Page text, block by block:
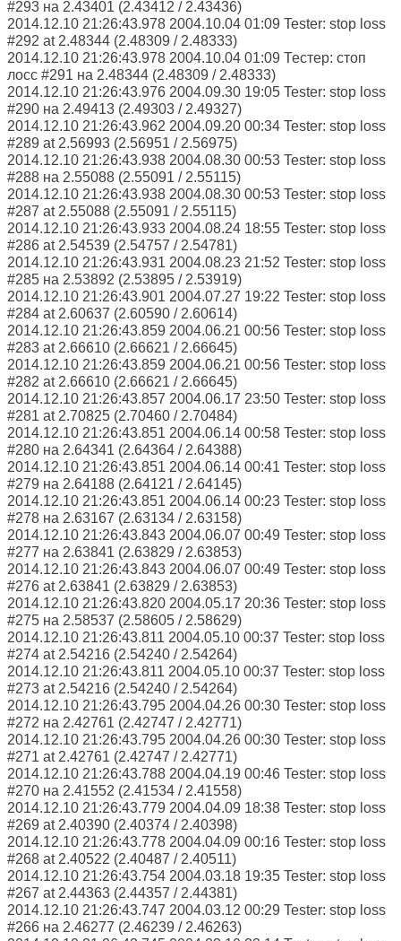
#293 на 2.43401 (2.43412 / 2.43436)
2014.12.10 21:26:43.978 2004.10.04 01:09 Tester: stop loss
#292 at 2.48344 (2.48309 / 2.48333)
2014.12.10 21:26:43.978 2004.10.04 01:09 Тестер: стоп
лосс #291 на 2.48344 (2.48309 / 2.48333)
2014.12.10 21:26:43.976 2004.09.30 19:05 Tester: stop loss
#290 на 2.49413 (2.49303 / 2.49327)
2014.12.10 21:26:43.962 2004.09.20 00:34 Tester: stop loss
#289 at 2.56993 (2.56951 / 2.56975)
2014.12.10 21:26:43.938 2004.08.30 00:53 Tester: stop loss
#288 на 2.55088 (2.55091 / 2.55115)
2014.12.10 21:26:43.938 2004.08.30 00:53 Tester: stop loss
#287 at 2.55088 (2.55091 / 2.55115)
2014.12.10 21:26:43.933 2004.08.24 18:55 Tester: stop loss
#286 at 2.54539 (2.54757 / 2.54781)
2014.12.10 21:26:43.931 2004.08.23 21:52 Tester: stop loss
#285 на 2.53892 (2.53895 / 2.53919)
2014.12.10 21:26:43.901 2004.07.27 19:22 Tester: stop loss
#284 at 2.60637 (2.60590 / 2.60614)
2014.12.10 21:26:43.859 2004.06.21 00:56 Tester: stop loss
#283 at 2.66610 (2.66621 / 2.66645)
2014.12.10 21:26:43.859 2004.06.21 00:56 Tester: stop loss
#282 at 2.66610 (2.66621 / 2.66645)
2014.12.10 21:26:43.857 2004.06.17 23:50 Tester: stop loss
#281 at 2.70825 (2.70460 / 2.70484)
2014.12.10 21:26:43.851 2004.06.14 00:58 Tester: stop loss
#280 на 2.64341 (2.64364 / 2.64388)
2014.12.10 21:26:43.851 2004.06.14 00:41 Tester: stop loss
#279 на 2.64188 (2.64121 / 2.64145)
2014.12.10 21:26:43.851 2004.06.14 00:23 Tester: stop loss
#278 на 2.63167 (2.63134 / 2.63158)
2014.12.10 21:26:43.843 2004.06.07 00:49 Tester: stop loss
#277 на 2.63841 (2.63829 / 2.63853)
2014.12.10 21:26:43.843 2004.06.07 00:49 Tester: stop loss
#276 at 2.63841 (2.63829 / 2.63853)
2014.12.10 21:26:43.820 2004.05.17 20:36 Tester: stop loss
#275 на 2.58537 (2.58605 / 2.58629)
2014.12.10 21:26:43.811 2004.05.10 00:37 Tester: stop loss
#274 at 2.54216 (2.54240 / 2.54264)
2014.12.10 21:26:43.811 2004.05.10 00:37 Tester: stop loss
#273 at 2.54216 (2.54240 / 2.54264)
2014.12.10 21:26:43.795 2004.04.26 00:30 Tester: stop loss
#272 на 2.42761 (2.42747 / 2.42771)
2014.12.10 21:26:43.795 2004.04.26 00:30 Tester: stop loss
#271 at 2.42761 (2.42747 / 2.42771)
2014.12.10 21:26:43.788 2004.04.19 00:46 Tester: stop loss
#270 на 2.41552 (2.41534 / 2.41558)
2014.12.10 21:26:43.779 2004.04.09 18:38 Tester: stop loss
#269 at 2.40390 (2.40374 / 2.40398)
2014.12.10 21:26:43.778 2004.04.09 00:16 Tester: stop loss
#268 at 2.40522 (2.40487 / 2.40511)
2014.12.10 21:26:43.754 2004.03.18 19:35 Tester: stop loss
#267 at 2.44363 (2.44357 / 2.44381)
2014.12.10 21:26:43.747 2004.03.12 00:29 Tester: stop loss
#266 на 2.46277 (2.46239 / 2.46263)